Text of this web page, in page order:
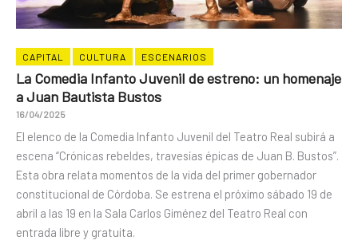
CAPITAL CULTURA ESCENARIOS
La Comedia Infanto Juvenil de estreno: un homenaje
a Juan Bautista Bustos
16/04/2025
El elenco de la Comedia Infanto Juvenil del Teatro Real subirá a
escena “Crónicas rebeldes, travesías épicas de Juan B. Bustos”.
Esta obra relata momentos de la vida del primer gobernador
constitucional de Córdoba. Se estrena el próximo sábado 19 de
abril a las 19 en la Sala Carlos Giménez del Teatro Real con
entrada libre y gratuita.